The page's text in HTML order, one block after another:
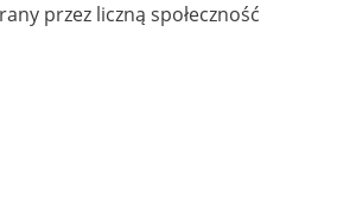
przez liczną społeczność